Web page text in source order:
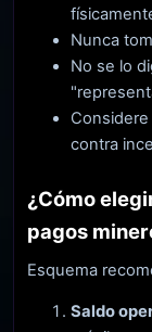
Nunca
No se lo
contra
¿Cómo
pagos
Esquema
Saldo